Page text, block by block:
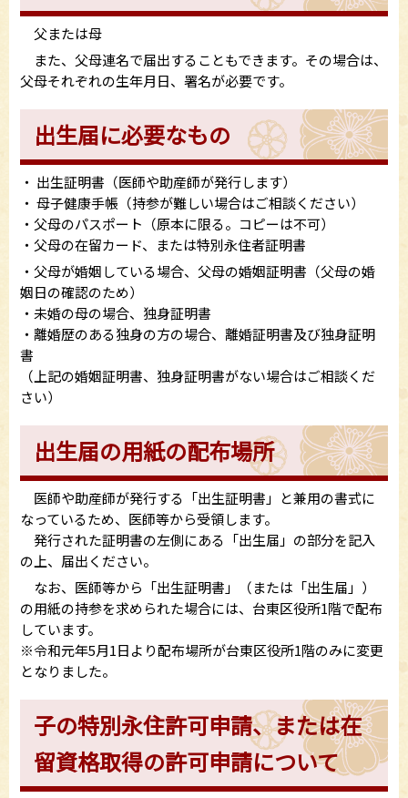
父または母
また、父母連名で届出することもできます。その場合は、
父母それぞれの生年月日、署名が必要です。
出生届に必要なもの
・ 出生証明書（医師や助産師が発行します）
・ 母子健康手帳（持参が難しい場合はご相談ください）
・父母のパスポート（原本に限る。コピーは不可）
・父母の在留カード、または特別永住者証明書
・父母が婚姻している場合、父母の婚姻証明書（父母の婚
姻日の確認のため）
・未婚の母の場合、独身証明書
・離婚歴のある独身の方の場合、離婚証明書及び独身証明
書
（上記の婚姻証明書、独身証明書がない場合はご相談くだ
さい）
出生届の用紙の配布場所
医師や助産師が発行する「出生証明書」と兼用の書式に
なっているため、医師等から受領します。
発行された証明書の左側にある「出生届」の部分を記入
の上、届出ください。
なお、医師等から「出生証明書」（または「出生届」）
の用紙の持参を求められた場合には、台東区役所1階で配布
しています。
※令和元年5月1日より配布場所が台東区役所1階のみに変更
となりました。
子の特別永住許可申請、または在
留資格取得の許可申請について